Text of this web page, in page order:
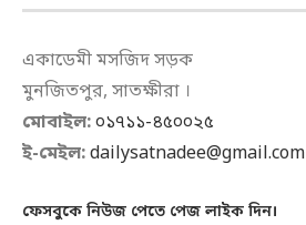
একাডেমী মসজিদ সড়ক
মুনজিতপুর, সাতক্ষীরা ।
মোবাইল:০১৭১১-৪৫০০২৫
ই-মেইল:dailysatnadee@gmail.com
ফেসবুকে নিউজ পেতে পেজ লাইক দিন।